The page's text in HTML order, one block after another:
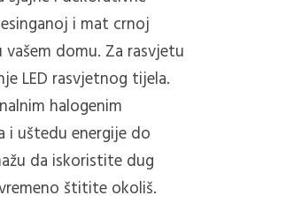
i mat crnoj
domu. Za rasvjetu
LED rasvjetnog tijela.
halogenim
i uštedu energije do
da iskoristite dug
štitite okoliš.